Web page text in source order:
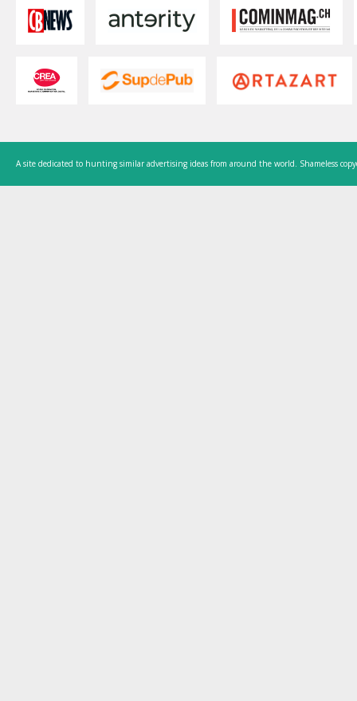
A site dedicated to hunting similar advertising ideas from around the world. Shameless